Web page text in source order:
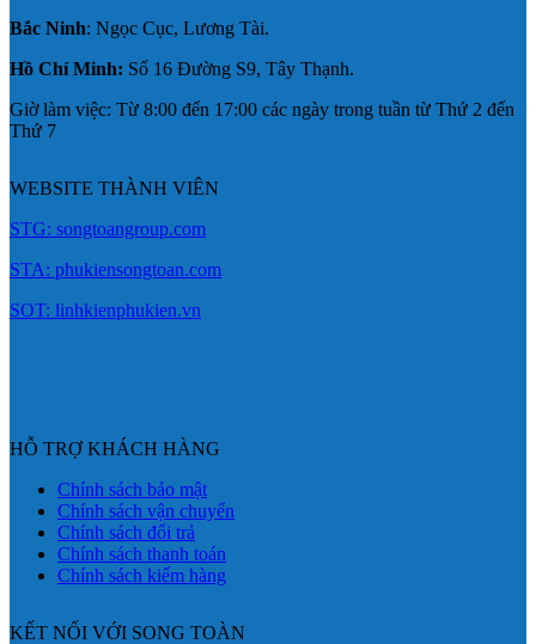
Bắc Ninh: Ngọc Cục, Lương Tài.
Hồ Chí Minh: Số 16 Đường S9, Tây Thạnh.
Giờ làm việc: Từ 8:00 đến 17:00 các ngày trong tuần từ Thứ 2 đến
Thứ 7
WEBSITE THÀNH VIÊN
STG: songtoangroup.com
STA: phukiensongtoan.com
SOT: linhkienphukien.vn
HỖ TRỢ KHÁCH HÀNG
Chính sách bảo mật
Chính sách vận chuyển
Chính sách đổi trả
Chính sách thanh toán
Chính sách kiểm hàng
KẾT NỐI VỚI SONG TOÀN